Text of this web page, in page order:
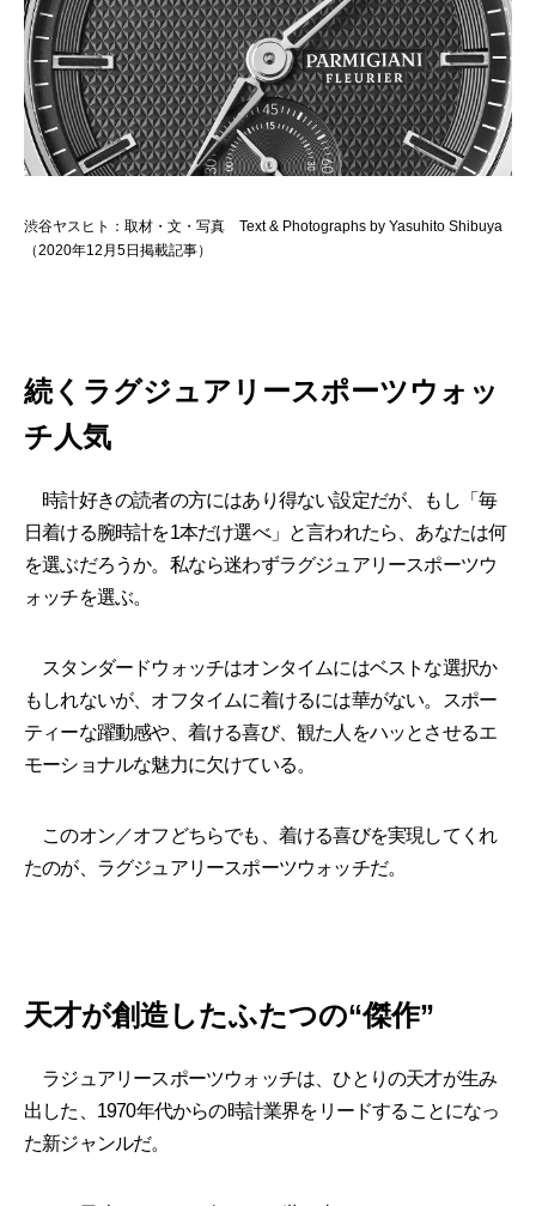
渋谷ヤスヒト：取材・文・写真 Text & Photographs by Yasuhito Shibuya
（2020年12月5日掲載記事）
続くラグジュアリースポーツウォッ
チ人気
時計好きの読者の方にはあり得ない設定だが、もし「毎
日着ける腕時計を1本だけ選べ」と言われたら、あなたは何
を選ぶだろうか。私なら迷わずラグジュアリースポーツウ
ォッチを選ぶ。
スタンダードウォッチはオンタイムにはベストな選択か
もしれないが、オフタイムに着けるには華がない。スポー
ティーな躍動感や、着ける喜び、観た人をハッとさせるエ
モーショナルな魅力に欠けている。
このオン／オフどちらでも、着ける喜びを実現してくれ
たのが、ラグジュアリースポーツウォッチだ。
天才が創造したふたつの“傑作”
ラジュアリースポーツウォッチは、ひとりの天才が生み
出した、1970年代からの時計業界をリードすることになっ
た新ジャンルだ。